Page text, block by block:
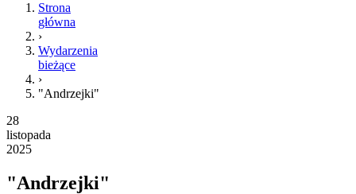
Strona
główna
›
Wydarzenia
bieżące
›
"Andrzejki"
28
listopada
2025
"Andrzejki"